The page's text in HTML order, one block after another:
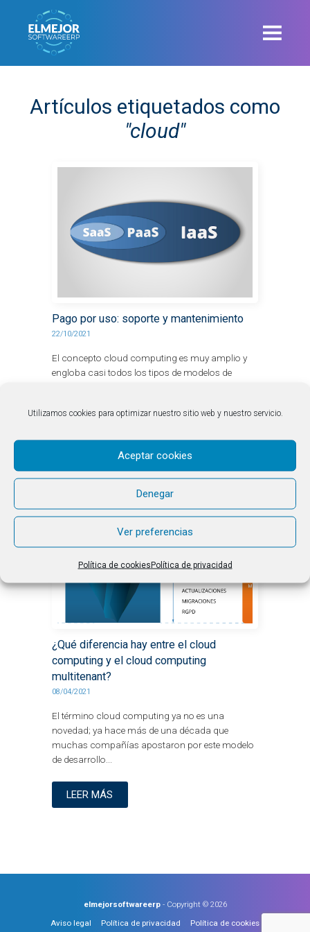
Utilizamos cookies para optimizar nuestro sitio web y nuestro servicio.
Aceptar cookies
Denegar
Ver preferencias
Política de cookiesPolítica de privacidad
Artículos etiquetados como
"cloud"
Pago por uso: soporte y mantenimiento
22/10/2021
El concepto cloud computing es muy amplio y
engloba casi todos los tipos de modelos de
¿Qué diferencia hay entre el cloud
computing y el cloud computing
multitenant?
08/04/2021
El término cloud computing ya no es una
novedad; ya hace más de una década que
muchas compañías apostaron por este modelo
de desarrollo...
LEER MÁS
elmejorsoftwareerp- Copyright © 2026
Aviso legal
Política de privacidad Política de cookies